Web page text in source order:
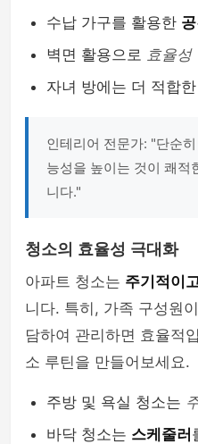
수납 가구를 활용한
벽면 활용으로 효율성
자녀 방에는 더 적합한
인테리어 전문가: "단순
능성을 높이는 것이 쾌적
니다."
청소의 효율성 극대화
아파트 청소는 주기적이
니다. 특히, 가족 구성원
담하여 관리하면 효율적
소 루틴을 만들어보세요.
주방 및 욕실 청소는
바닥 청소는 스케줄러